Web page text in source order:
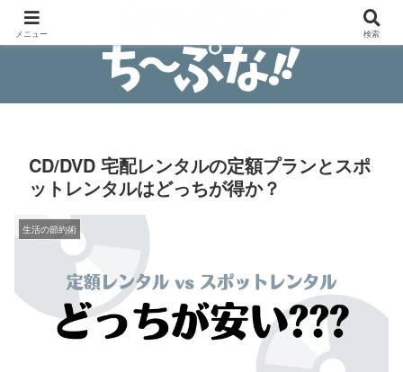
CD/DVD 宅配レンタルの定額プランとスポ
ットレンタルはどっちが得か？
生活の節約術
メニュー 検索